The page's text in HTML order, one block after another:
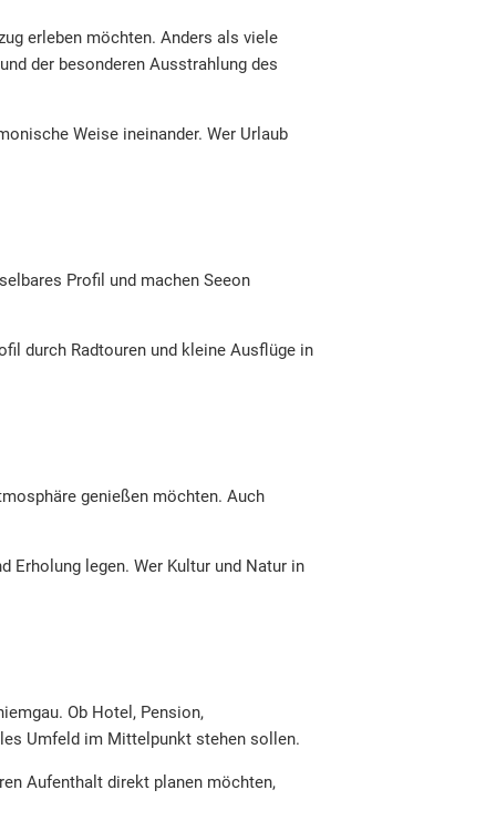
erleben möchten. Anders als viele
der besonderen Ausstrahlung des
Weise ineinander. Wer Urlaub
Profil und machen Seeon
durch Radtouren und kleine Ausflüge in
genießen möchten. Auch
Erholung legen. Wer Kultur und Natur in
Ob Hotel, Pension,
Umfeld im Mittelpunkt stehen sollen.
Aufenthalt direkt planen möchten,